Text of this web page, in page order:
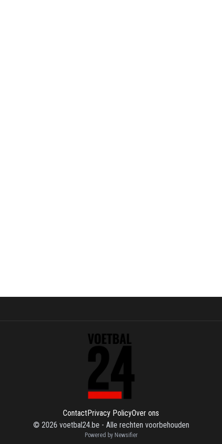
ContactPrivacy PolicyOver ons
© 2026 voetbal24.be - Alle rechten voorbehouden
Powered by Newsifier